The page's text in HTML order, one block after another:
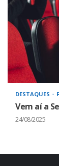
DESTAQUES
Vem aí a
24/08/2025